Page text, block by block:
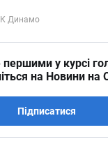
першими у курсі
на Новини на
Підписатися